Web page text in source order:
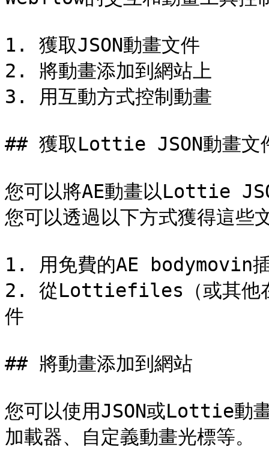
1. 獲取JSON動畫文件
2. 將動畫添加到網站上
3. 用互動方式控制動畫
## 獲取Lottie JSON動畫文
您可以將AE動畫以Lottie
您可以透過以下方式獲得這些
1. 用免費的AE bodymovin插
2. 從Lottiefiles（或其他在
件
## 將動畫添加到網站
您可以使用JSON或Lottie動
加載器、自定義動畫光標等。